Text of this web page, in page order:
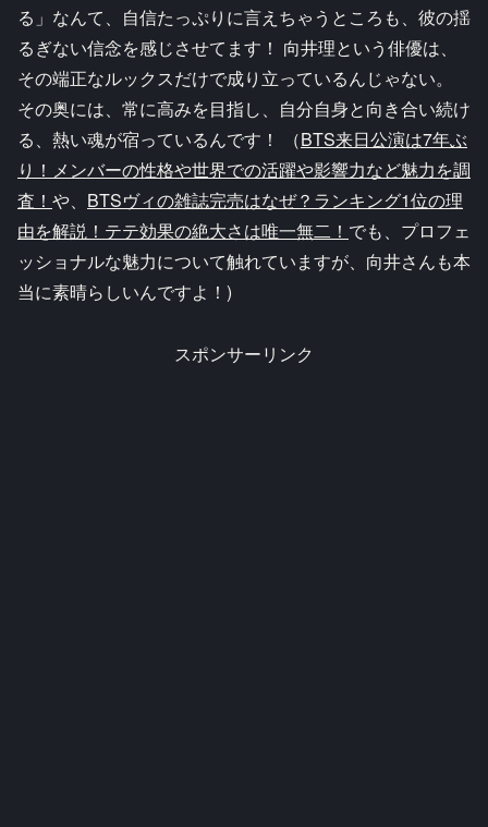
る」なんて、自信たっぷりに言えちゃうところも、彼の揺
るぎない信念を感じさせてます！ 向井理という俳優は、
その端正なルックスだけで成り立っているんじゃない。
その奥には、常に高みを目指し、自分自身と向き合い続け
る、熱い魂が宿っているんです！ （BTS来日公演は7年ぶ
り！メンバーの性格や世界での活躍や影響力など魅力を調
査！ や、 BTSヴィの雑誌完売はなぜ？ランキング1位の理
由を解説！テテ効果の絶大さは唯一無二！ でも、プロフェ
ッショナルな魅力について触れていますが、向井さんも本
当に素晴らしいんですよ！)
スポンサーリンク